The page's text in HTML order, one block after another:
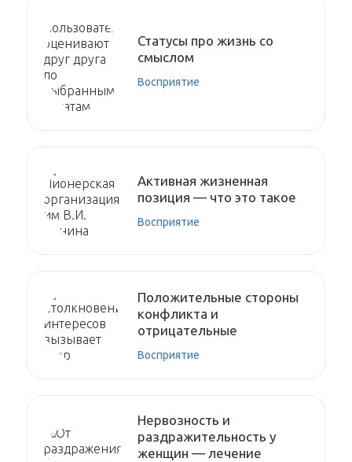
Статусы про жизнь со
смыслом
Восприятие
Активная жизненная
позиция — что это такое
Восприятие
Положительные стороны
конфликта и
отрицательные
Восприятие
Нервозность и
раздражительность у
женщин — лечение